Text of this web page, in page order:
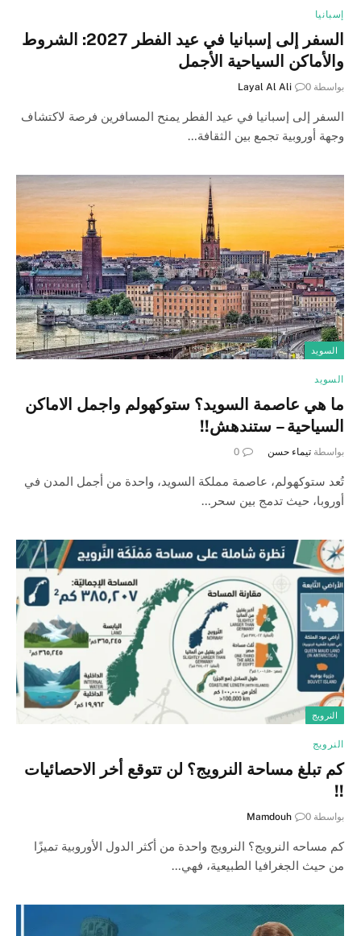
إسبانيا
السفر إلى إسبانيا في عيد الفطر 2027: الشروط
والأماكن السياحية الأجمل
بواسطة Layal Al Ali 0
السفر إلى إسبانيا في عيد الفطر يمنح المسافرين فرصة لاكتشاف
وجهة أوروبية تجمع بين الثقافة…
السويد
السويد
ما هي عاصمة السويد؟ ستوكهولم واجمل الاماكن
السياحية – ستندهش!!
بواسطة تيماء حسن 0
تُعد ستوكهولم، عاصمة مملكة السويد، واحدة من أجمل المدن في
أوروبا، حيث تدمج بين سحر…
النرويج
النرويج
كم تبلغ مساحة النرويج؟ لن تتوقع أخر الاحصائيات
!!
بواسطة Mamdouh 0
كم مساحه النرويج؟ النرويج واحدة من أكثر الدول الأوروبية تميزًا
من حيث الجغرافيا الطبيعية، فهي…